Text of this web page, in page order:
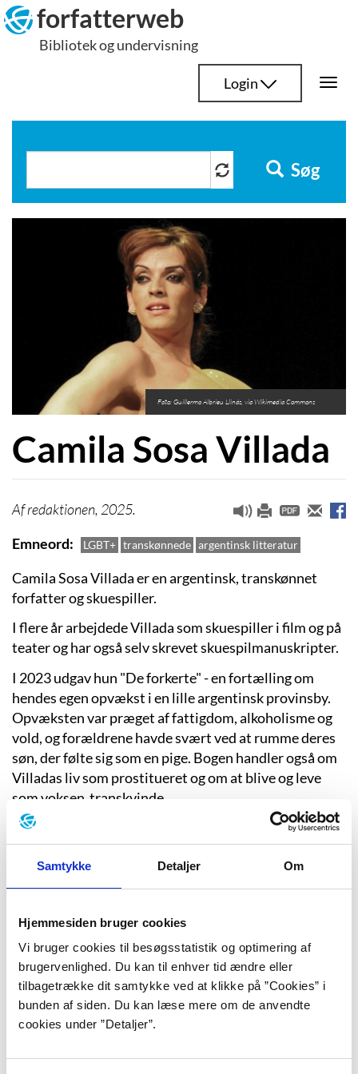
Samtykke Detaljer Om
Hjemmesiden bruger cookies
Vi bruger cookies til besøgsstatistik og optimering af
brugervenlighed. Du kan til enhver tid ændre eller
tilbagetrække dit samtykke ved at klikke på ”Cookies” i
bunden af siden. Du kan læse mere om de anvendte
cookies under ”Detaljer”.
Hop
til
indhold
forfatterweb
Bibliotek og undervisning
Login
Søg
Foto: Guillermo Albrieu Llinás, via Wikimedia Commons
Camila Sosa Villada
redaktionen, 2025.
Emneord
LGBT+ transkønnede argentinsk litteratur
Camila Sosa Villada er en argentinsk, transkønnet
forfatter og skuespiller.
I flere år arbejdede Villada som skuespiller i film og på
teater og har også selv skrevet skuespilmanuskripter.
I 2023 udgav hun "De forkerte" - en fortælling om
hendes egen opvækst i en lille argentinsk provinsby.
Opvæksten var præget af fattigdom, alkoholisme og
vold, og forældrene havde svært ved at rumme deres
søn, der følte sig som en pige. Bogen handler også om
Villadas liv som prostitueret og om at blive og leve
som voksen transkvinde.
Hendes sprog er råt og poetisk og krydret med en
smule magisk realisme, når hun beskriver storbylivet
som både studerende og prostitueret, volden og
udsatheden, men også det stærke fællesskab med
jeg var, jeg tilhørte ikke den kerne, de to dannede.”
- Camila Sosa Villada